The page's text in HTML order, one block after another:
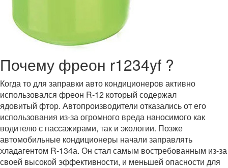
Почему фреон r1234yf ?
Когда то для заправки авто кондиционеров активно
использовался фреон R-12 который содержал
ядовитый фтор. Автопроизводители отказались от его
использования из-за огромного вреда наносимого как
водителю с пассажирами, так и экологии. Позже
автомобильные кондиционеры начали заправлять
хладагентом R-134а. Он стал самым востребованным из-за
своей высокой эффективности, и меньшей опасности для